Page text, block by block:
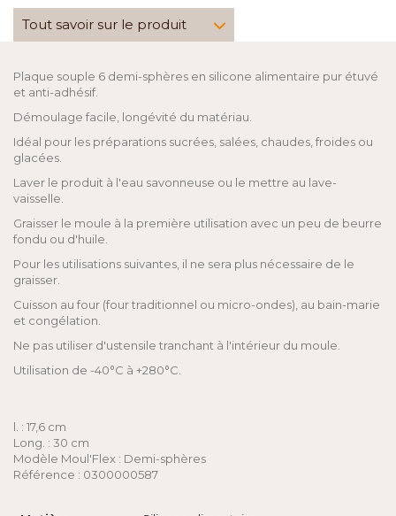
Tout savoir sur le produit
Plaque souple 6 demi-sphères en silicone alimentaire pur étuvé
et anti-adhésif.
Démoulage facile, longévité du matériau.
Idéal pour les préparations sucrées, salées, chaudes, froides ou
glacées.
Laver le produit à l'eau savonneuse ou le mettre au lave-
vaisselle.
Graisser le moule à la première utilisation avec un peu de beurre
fondu ou d'huile.
Pour les utilisations suivantes, il ne sera plus nécessaire de le
graisser.
Cuisson au four (four traditionnel ou micro-ondes), au bain-marie
et congélation.
Ne pas utiliser d'ustensile tranchant à l'intérieur du moule.
Utilisation de -40°C à +280°C.
l. : 17,6 cm
Long. : 30 cm
Modèle Moul'Flex : Demi-sphères
Référence : 0300000587